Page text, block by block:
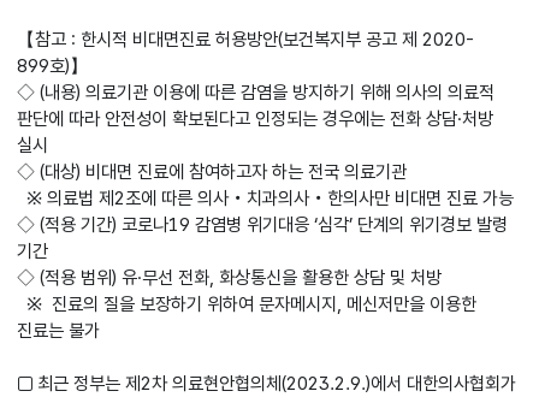
【참고 : 한시적 비대면진료 허용방안(보건복지부 공고 제 2020-
899호)】
◇ (내용) 의료기관 이용에 따른 감염을 방지하기 위해 의사의 의료적
판단에 따라 안전성이 확보된다고 인정되는 경우에는 전화 상담·처방
실시
◇ (대상) 비대면 진료에 참여하고자 하는 전국 의료기관
※ 의료법 제2조에 따른 의사‧치과의사‧한의사만 비대면 진료 가능
◇ (적용 기간) 코로나19 감염병 위기대응 ‘심각’ 단계의 위기경보 발령
기간
◇ (적용 범위) 유·무선 전화, 화상통신을 활용한 상담 및 처방
※ 진료의 질을 보장하기 위하여 문자메시지, 메신저만을 이용한
진료는 불가
□ 최근 정부는 제2차 의료현안협의체(2023.2.9.)에서 대한의사협회가